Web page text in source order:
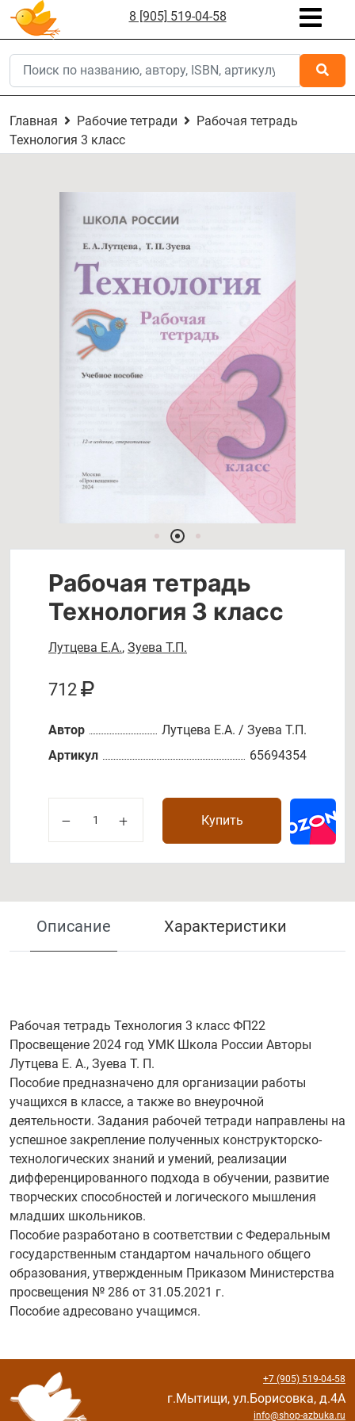
8 [905] 519-04-58
Главная Рабочие тетради
Рабочая тетрадь
Технология 3 класс
Рабочая тетрадь
Технология 3 класс
Лутцева Е.А., Зуева Т.П.
712
Автор
Лутцева Е.А. / Зуева Т.П.
Артикул
65694354
Купить
Описание Характеристики
Рабочая тетрадь Технология 3 класс ФП22
Просвещение 2024 год УМК Школа России Авторы
Лутцева Е. А., Зуева Т. П.
Пособие предназначено для организации работы
учащихся в классе, а также во внеурочной
деятельности. Задания рабочей тетради направлены на
успешное закрепление полученных конструкторско-
технологических знаний и умений, реализации
дифференцированного подхода в обучении, развитие
творческих способностей и логического мышления
младших школьников.
Пособие разработано в соответствии с Федеральным
государственным стандартом начального общего
образования, утвержденным Приказом Министерства
просвещения № 286 от 31.05.2021 г.
Пособие адресовано учащимся.
+7 (905) 519-04-58
г.Мытищи, ул.Борисовка, д.4А
info@shop-azbuka.ru